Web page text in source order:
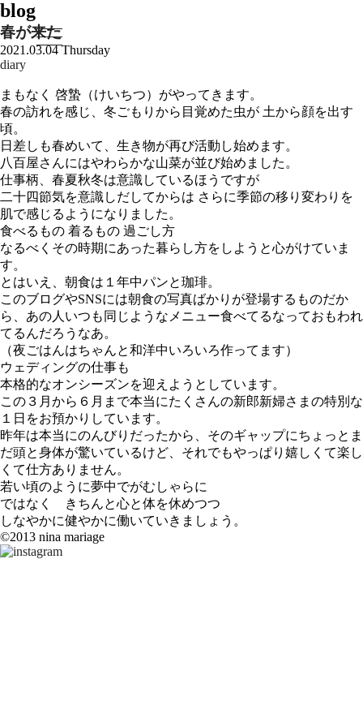
blog
春が来た
2021.03.04 Thursday
diary
まもなく 啓蟄（けいちつ）がやってきます。
春の訪れを感じ、冬ごもりから目覚めた虫が 土から顔を出す
頃。
日差しも春めいて、生き物が再び活動し始めます。
八百屋さんにはやわらかな山菜が並び始めました。
仕事柄、春夏秋冬は意識しているほうですが
二十四節気を意識しだしてからは さらに季節の移り変わりを
肌で感じるようになりました。
食べるもの 着るもの 過ごし方
なるべくその時期にあった暮らし方をしようと心がけていま
す。
とはいえ、朝食は１年中パンと珈琲。
このブログやSNSには朝食の写真ばかりが登場するものだか
ら、あの人いつも同じようなメニュー食べてるなっておもわれ
てるんだろうなあ。
（夜ごはんはちゃんと和洋中いろいろ作ってます）
ウェディングの仕事も
本格的なオンシーズンを迎えようとしています。
この３月から６月まで本当にたくさんの新郎新婦さまの特別な
１日をお預かりしています。
昨年は本当にのんびりだったから、そのギャップにちょっとま
だ頭と身体が驚いているけど、それでもやっぱり嬉しくて楽し
くて仕方ありません。
若い頃のように夢中でがむしゃらに
ではなく きちんと心と体を休めつつ
しなやかに健やかに働いていきましょう。
©2013 nina mariage